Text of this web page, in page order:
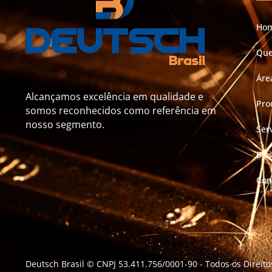
Alcançamos excelência em qualidade e
somos reconhecidos como referência em
nosso segmento.
Deutsch Brasil © CNPJ 53.411.756/0001-90- Todos os